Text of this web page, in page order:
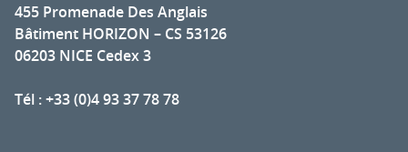
455 Promenade Des Anglais
Bâtiment HORIZON – CS 53126
06203 NICE Cedex 3
Tél : +33 (0)4 93 37 78 78